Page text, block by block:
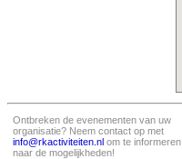
Ontbreken de evenementen van uw
organisatie? Neem contact op met
info@rkactiviteiten.nl om te informeren
naar de mogelijkheden!